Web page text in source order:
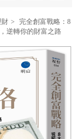
財 >
完全創富戰略：8
逆轉你的財富之路